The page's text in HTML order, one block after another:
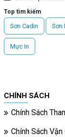
Top tìm kiếm
Sơn Cadin
Sơn
Mực In
CHÍNH SÁCH
Chính Sách
Chính Sách Vận